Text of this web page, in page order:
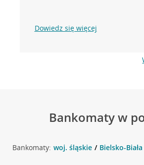
Dowiedz się więcej
Bankomaty w
Bankomaty: woj. śląskie Bielsko-Biała